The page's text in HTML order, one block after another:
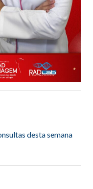
desta semana